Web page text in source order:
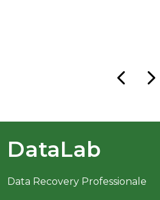
DataLab
Data Recovery Professionale